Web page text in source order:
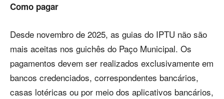
Como pagar
Desde novembro de 2025, as guias do IPTU não são
mais aceitas nos guichês do Paço Municipal. Os
pagamentos devem ser realizados exclusivamente em
bancos credenciados, correspondentes bancários,
casas lotéricas ou por meio dos aplicativos bancários,